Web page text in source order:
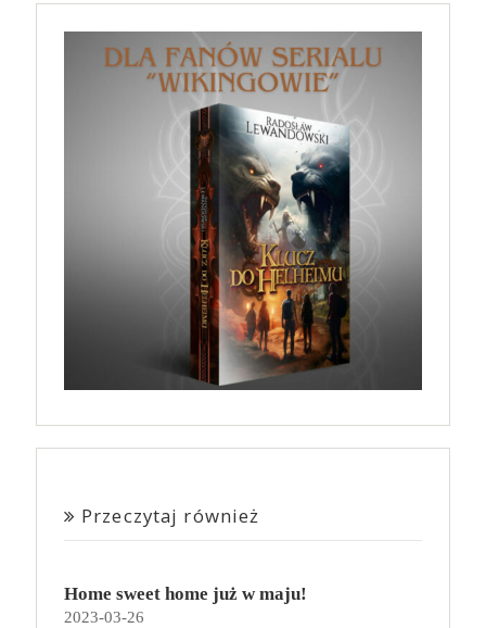
Przeczytaj również
Home sweet home już w maju!
2023-03-26